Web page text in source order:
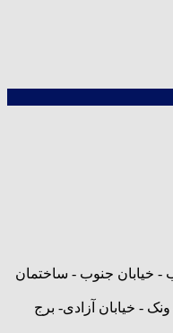
- خیابان جنوب - ساختمان
- خیابان آزادی- برج